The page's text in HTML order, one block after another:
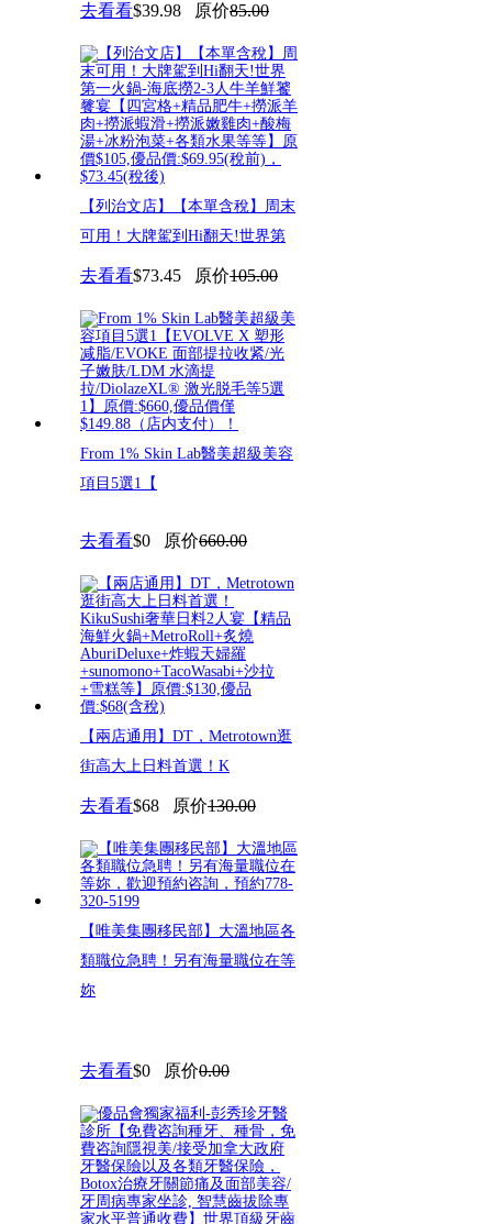
去看看$39.98 原价85.00
【列治文店】【本單含稅】周末
可用！大牌駕到Hi翻天!世界第
去看看$73.45 原价105.00
From 1% Skin Lab醫美超級美容
項目5選1​【
去看看$0 原价660.00
【兩店通用】DT，Metrotown逛
街高大上日料首選！K
去看看$68 原价130.00
【唯美集團移民部】大溫地區各
類職位急聘！另有海量職位在等
妳
去看看$0 原价0.00